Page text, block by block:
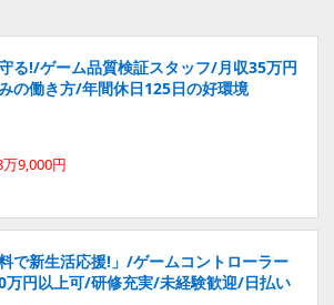
る!/ゲーム品質検証スタッフ/月収35万円
の働き方/年間休日125日の好環境
9,000円
で新生活応援!」/ゲームコントローラー
万円以上可/研修充実/未経験歓迎/日払い